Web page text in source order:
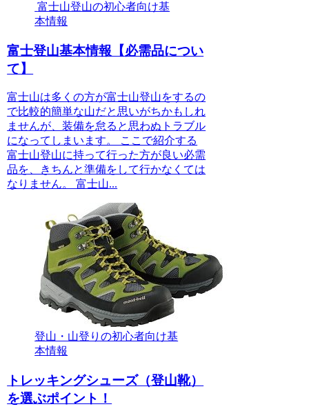
富士山登山の初心者向け基
本情報
富士登山基本情報【必需品につい
て】
富士山は多くの方が富士山登山をするの
で比較的簡単な山だと思いがちかもしれ
ませんが、装備を怠ると思わぬトラブル
になってしまいます。 ここで紹介する
富士山登山に持って行った方が良い必需
品を、きちんと準備をして行かなくては
なりません。 富士山...
登山・山登りの初心者向け基
本情報
トレッキングシューズ（登山靴）
を選ぶポイント！